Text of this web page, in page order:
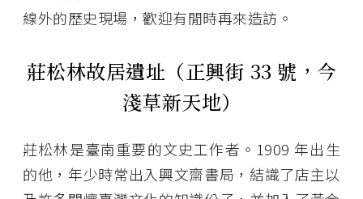
線外的歷史現場，歡迎有閒時再來造訪。
莊松林故居遺址（正興街 33 號，今
淺草新天地）
莊松林是臺南重要的文史工作者。1909 年出生
的他，年少時常出入興文齋書局，結識了店主以